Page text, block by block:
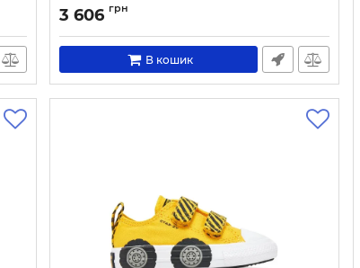
Артикул: 0000303264048-28.1_2
3 606 грн
В кошик